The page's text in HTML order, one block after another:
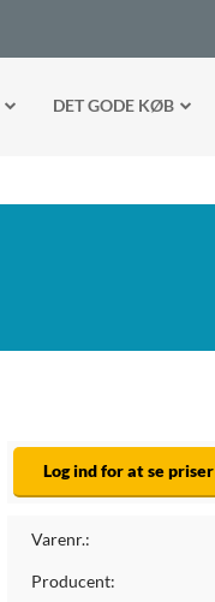
DET GODE KØB
Log ind for at se priser
Varenr.:
Producent: